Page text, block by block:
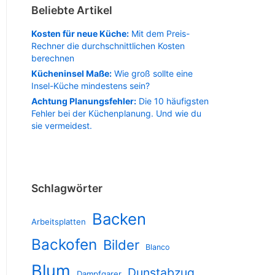
Beliebte Artikel
Kosten für neue Küche: Mit dem Preis-
Rechner die durchschnittlichen Kosten
berechnen
Kücheninsel Maße: Wie groß sollte eine
Insel-Küche mindestens sein?
Achtung Planungsfehler: Die 10 häufigsten
Fehler bei der Küchenplanung. Und wie du
sie vermeidest.
Schlagwörter
Arbeitsplatten Backen
Backofen Bilder Blanco